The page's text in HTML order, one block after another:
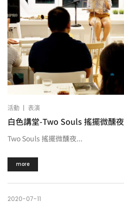
活動 | 表演
白色講堂-Two Souls 搖擺微醺夜
Two Souls 搖擺微醺夜...
more
2020-07-11